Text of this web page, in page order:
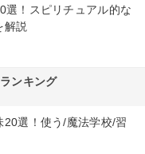
選！スピリチュアル的な
解説
ンキング
20選！使う/魔法学校/習